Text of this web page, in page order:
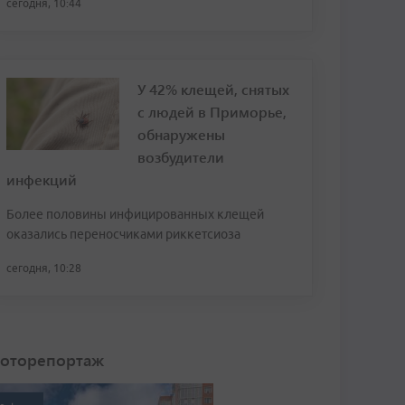
сегодня, 10:44
У 42% клещей, снятых
с людей в Приморье,
обнаружены
возбудители
инфекций
Более половины инфицированных клещей
оказались переносчиками риккетсиоза
сегодня, 10:28